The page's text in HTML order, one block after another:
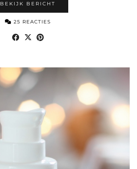
BEKIJK BERICHT
25 REACTIES